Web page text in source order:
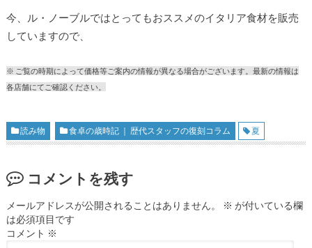
今、ル・ノーブルではとってもおススメのイタリア食材を販売
していますので、
※ ご覧の時期によって価格等ご案内の情報が異なる場合がございます。最新の情報は
各店舗にてご確認ください。
読み物 食卓の歳時記 ｜ 歴代スタッフの復刻コラム 夏
コメントを残す
メールアドレスが公開されることはありません。 ※ が付いている欄
は必須項目です
コメント ※